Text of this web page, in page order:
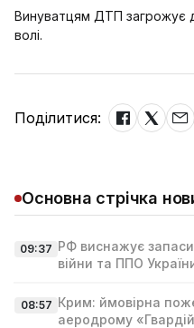
Винуватцям ДТП загрожує
волі.
Поділитися:
Основна стрічка
09:37 РФ виснажує
війни та ППО
08:57 Крим: ймовірна
аеродрому